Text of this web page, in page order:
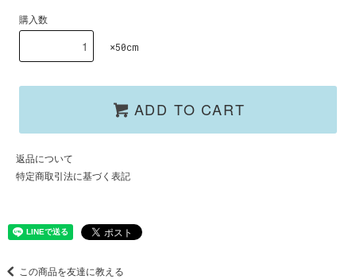
購入数
×50cm
ADD TO CART
返品について
特定商取引法に基づく表記
この商品を友達に教える